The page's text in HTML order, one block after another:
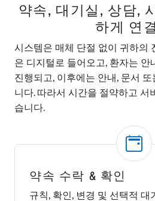
약속, 대기실, 상담,
하게 연
시스템은 매체 단절 없이 귀하의
은 디지털로 들어오고, 환자는 안
진행되고, 이후에는 안내, 문서
니다. 따라서 시간을 절약하고 서
습니다.
약속 수락 & 확인
규칙, 확인, 변경 및 선택적 대